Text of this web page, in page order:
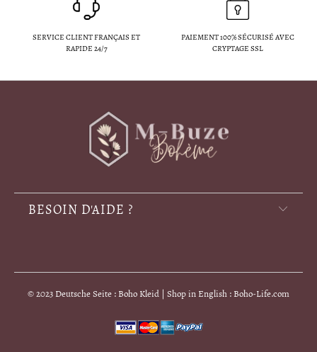
SERVICE CLIENT FRANÇAIS ET
RAPIDE 24/7
PAIEMENT 100% SÉCURISÉ AVEC
CRYPTAGE SSL
BESOIN D'AIDE ?
© 2023 Deutsche Seite : Boho Kleid | Shop in English : Boho-Life.com